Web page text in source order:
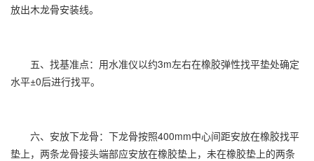
放出木龙骨安装线。
五、找基准点：用水准仪以约3m左右在橡胶弹性找平垫处确定
水平±0后进行找平。
六、安放下龙骨：下龙骨按照400mm中心间距安放在橡胶找平
垫上，两条龙骨接头端部应安放在橡胶垫上，未在橡胶垫上的两条